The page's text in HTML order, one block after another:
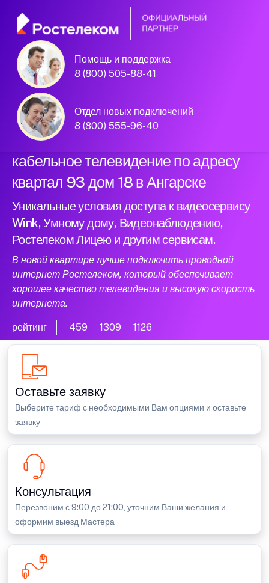
Помощь и поддержка
8 (800) 505-88-41
Отдел новых подключений
8 (800) 555-96-40
Официальный
партнер Ростелеком
Подключили новый интернет и
кабельное телевидение по адресу
квартал 93 дом 18 в Ангарске
Уникальные условия доступа к видеосервису
Wink, Умному дому, Видеонаблюдению,
Ростелеком Лицею и другим сервисам.
В новой квартире лучше подключить проводной
интернет Ростелеком, который обеспечивает
хорошее качество телевидения и высокую скорость
интернета.
рейтинг 459 1309 1126
Оставьте заявку
Выберите тариф с необходимыми Вам опциями и оставьте
заявку
Консультация
Перезвоним с 9:00 до 21:00, уточним Ваши желания и
оформим выезд Мастера